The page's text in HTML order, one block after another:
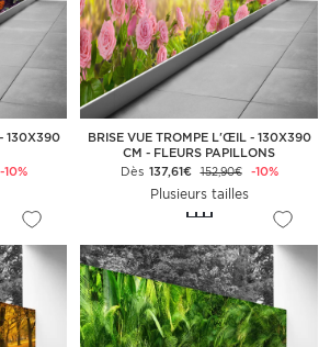
130X390
-10%
BRISE VUE TROMPE L'ŒIL - 130X390
CM - FLEURS PAPILLONS
Dès 137,61€ 152,90€ -10%
Plusieurs tailles